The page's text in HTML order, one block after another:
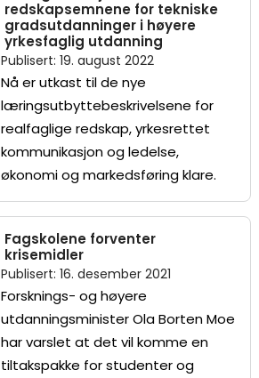
redskapsemnene for tekniske
gradsutdanninger i høyere
yrkesfaglig utdanning
Publisert: 19. august 2022
Nå er utkast til de nye
læringsutbyttebeskrivelsene for
realfaglige redskap, yrkesrettet
kommunikasjon og ledelse,
økonomi og markedsføring klare.
Fagskolene forventer
krisemidler
Publisert: 16. desember 2021
Forsknings- og høyere
utdanningsminister Ola Borten Moe
har varslet at det vil komme en
tiltakspakke for studenter og